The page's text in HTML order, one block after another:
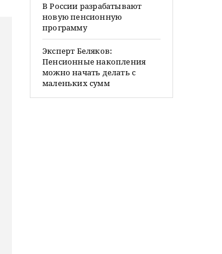
В России разрабатывают
новую пенсионную
программу
Эксперт Беляков:
Пенсионные накопления
можно начать делать с
маленьких сумм